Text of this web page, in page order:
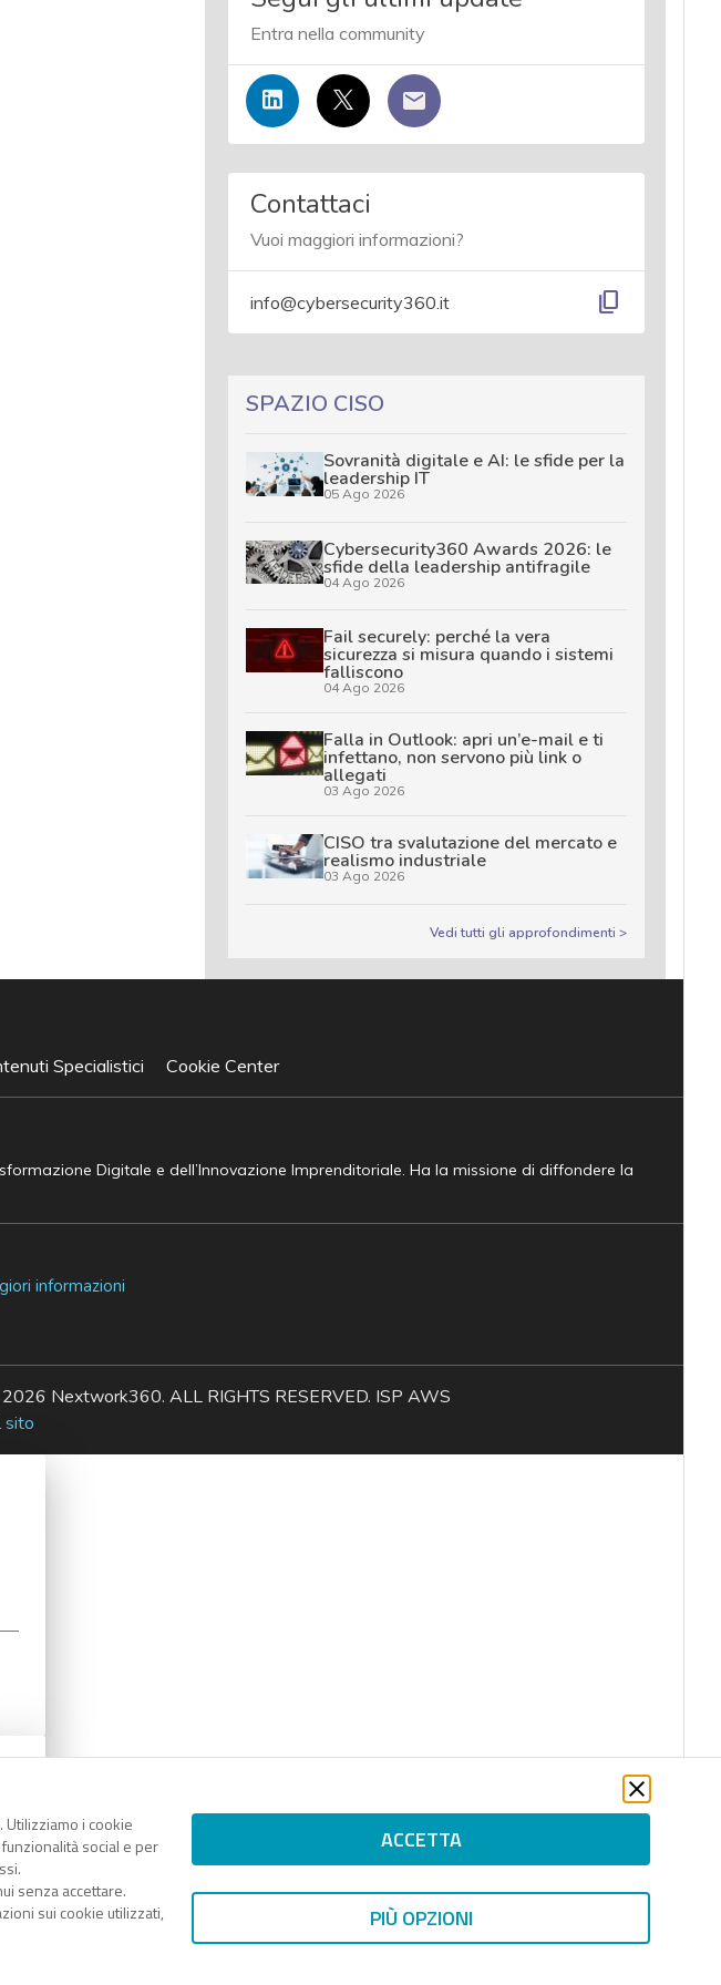
Entra nella community
Contattaci
Vuoi maggiori informazioni?
info@cybersecurity360.it content_copy
SPAZIO CISO
Sovranità digitale e AI: le sfide per la
leadership IT
05 Ago 2026
Cybersecurity360 Awards 2026: le
sfide della leadership antifragile
04 Ago 2026
Fail securely: perché la vera
sicurezza si misura quando i sistemi
falliscono
04 Ago 2026
Falla in Outlook: apri un’e-mail e ti
infettano, non servono più link o
allegati
03 Ago 2026
CISO tra svalutazione del mercato e
realismo industriale
03 Ago 2026
Vedi tutti gli approfondimenti >
i cookie
social e per
senza accettare.
sui cookie utilizzati,
ACCETTA
PIÙ OPZIONI
Specialistici Cookie Center
Digitale e dell’Innovazione Imprenditoriale. Ha la missione di diffondere la
informazioni
Nextwork360. ALL RIGHTS RESERVED. ISP AWS
sito